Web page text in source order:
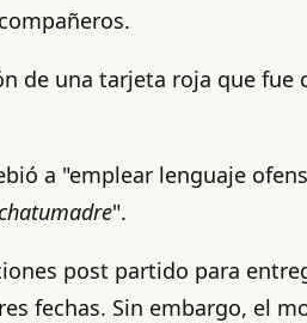
una tarjeta roja que fue
a "emplear lenguaje
".
post partido para
fechas. Sin embargo, el